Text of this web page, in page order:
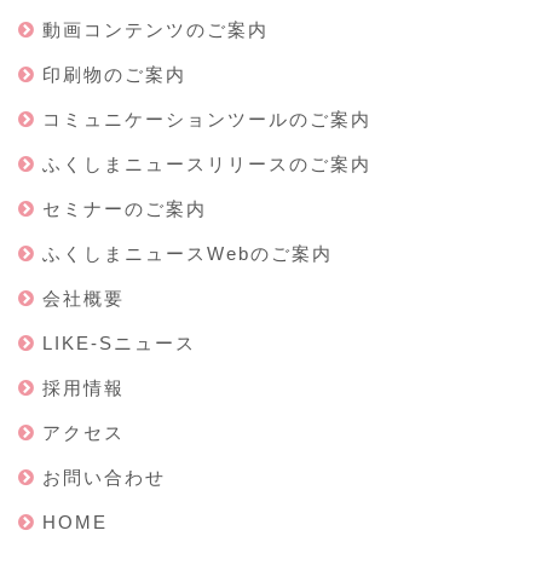
動画コンテンツのご案内
印刷物のご案内
コミュニケーションツールのご案内
ふくしまニュースリリースのご案内
セミナーのご案内
ふくしまニュースWebのご案内
会社概要
LIKE-Sニュース
採用情報
アクセス
お問い合わせ
HOME